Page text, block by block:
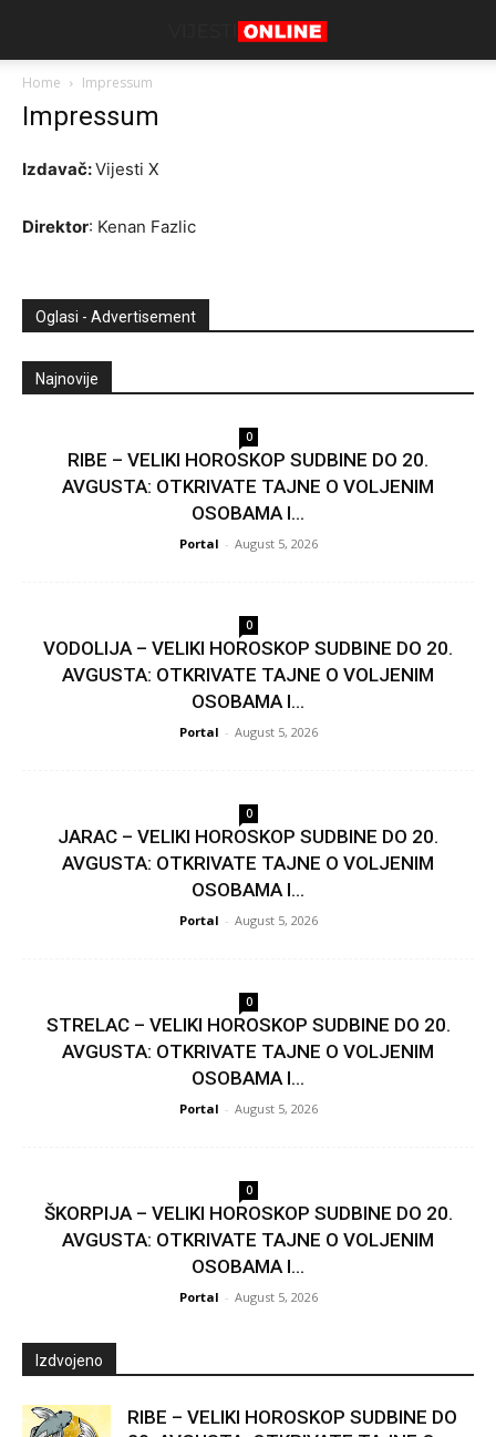
Home Impressum
Impressum
Izdavač:Vijesti X
Direktor: Kenan Fazlic
Oglasi - Advertisement
Najnovije
0
RIBE – VELIKI HOROSKOP SUDBINE DO 20.
AVGUSTA: OTKRIVATE TAJNE O VOLJENIM
OSOBAMA I...
Portal - August 5, 2026
0
VODOLIJA – VELIKI HOROSKOP SUDBINE DO 20.
AVGUSTA: OTKRIVATE TAJNE O VOLJENIM
OSOBAMA I...
Portal - August 5, 2026
0
JARAC – VELIKI HOROSKOP SUDBINE DO 20.
AVGUSTA: OTKRIVATE TAJNE O VOLJENIM
OSOBAMA I...
Portal - August 5, 2026
0
STRELAC – VELIKI HOROSKOP SUDBINE DO 20.
AVGUSTA: OTKRIVATE TAJNE O VOLJENIM
OSOBAMA I...
Portal - August 5, 2026
0
ŠKORPIJA – VELIKI HOROSKOP SUDBINE DO 20.
AVGUSTA: OTKRIVATE TAJNE O VOLJENIM
OSOBAMA I...
Portal - August 5, 2026
Izdvojeno
RIBE – VELIKI HOROSKOP SUDBINE DO